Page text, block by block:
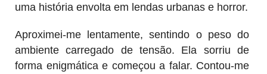
uma história envolta em lendas urbanas e horror.
Aproximei-me lentamente, sentindo o peso do
ambiente carregado de tensão. Ela sorriu de
forma enigmática e começou a falar. Contou-me